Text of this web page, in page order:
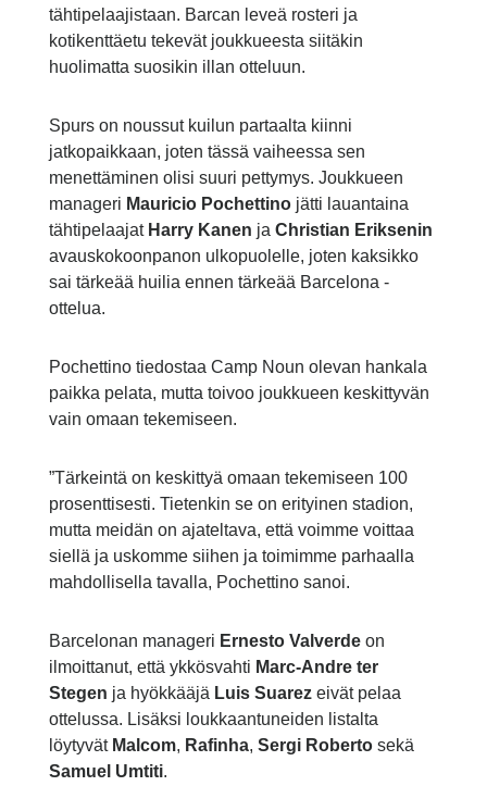
tähtipelaajistaan. Barcan leveä rosteri ja
kotikenttäetu tekevät joukkueesta siitäkin
huolimatta suosikin illan otteluun.
Spurs on noussut kuilun partaalta kiinni
jatkopaikkaan, joten tässä vaiheessa sen
menettäminen olisi suuri pettymys. Joukkueen
manageri Mauricio Pochettinojätti lauantaina
tähtipelaajat Harry Kanen ja Christian Eriksenin
avauskokoonpanon ulkopuolelle, joten kaksikko
sai tärkeää huilia ennen tärkeää Barcelona -
ottelua.
Pochettino tiedostaa Camp Noun olevan hankala
paikka pelata, mutta toivoo joukkueen keskittyvän
vain omaan tekemiseen.
”Tärkeintä on keskittyä omaan tekemiseen 100
prosenttisesti. Tietenkin se on erityinen stadion,
mutta meidän on ajateltava, että voimme voittaa
siellä ja uskomme siihen ja toimimme parhaalla
mahdollisella tavalla, Pochettino sanoi.
Barcelonan manageri Ernesto Valverdeon
ilmoittanut, että ykkösvahti Marc-Andre ter
Stegen ja hyökkääjä Luis Suarezeivät pelaa
ottelussa. Lisäksi loukkaantuneiden listalta
löytyvät Malcom, Rafinha, Sergi Robertosekä
Samuel Umtiti.